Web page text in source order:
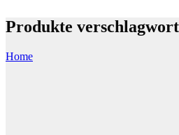
Produkte
Home